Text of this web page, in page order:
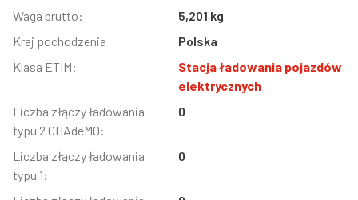
Waga brutto:
5,201 kg
Kraj pochodzenia
Polska
Klasa ETIM:
Stacja ładowania pojazdów
elektrycznych
Liczba złączy ładowania
typu 2 CHAdeMO:
0
Liczba złączy ładowania
typu 1:
0